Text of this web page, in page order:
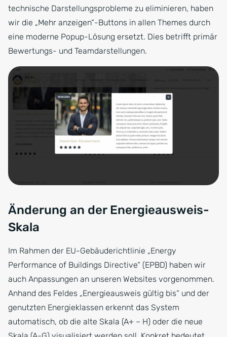
technische Darstellungsprobleme zu eliminieren, haben
wir die „Mehr anzeigen“-Buttons in allen Themes durch
eine moderne Popup-Lösung ersetzt. Dies betrifft primär
Bewertungs- und Teamdarstellungen.
Änderung an der Energieausweis-
Skala
Im Rahmen der EU-Gebäuderichtlinie „Energy
Performance of Buildings Directive“ (EPBD) haben wir
auch Anpassungen an unseren Websites vorgenommen.
Anhand des Feldes „Energieausweis gültig bis“ und der
genutzten Energieklassen erkennt das System
automatisch, ob die alte Skala (A+ – H) oder die neue